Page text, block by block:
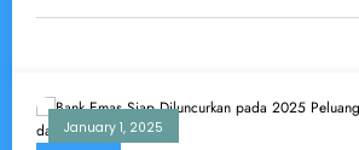
January 1, 2025